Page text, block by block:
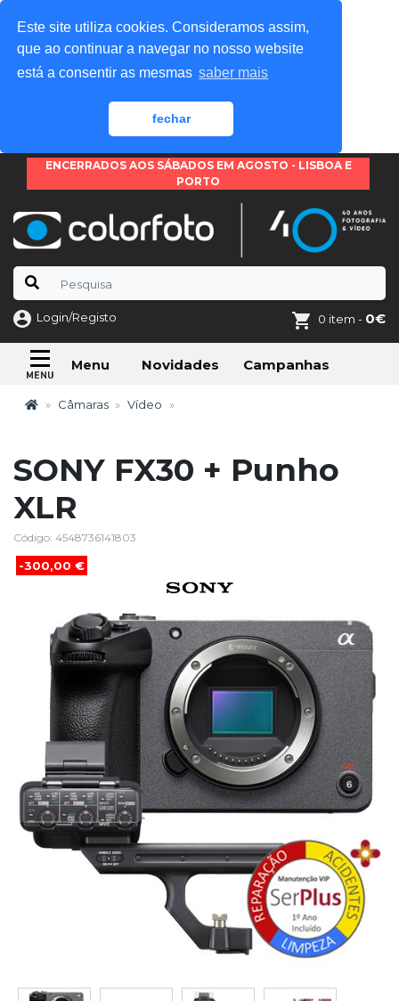
Este site utiliza cookies. Consideramos assim,
que ao continuar a navegar no nosso website
está a consentir as mesmas saber mais
fechar
ENCERRADOS AOS SÁBADOS EM AGOSTO - LISBOA E
PORTO
Login/Registo 0 item - 0€
Menu Novidades Campanhas
Câmaras Vídeo
SONY FX30 + Punho
XLR
Código: 4548736141803
-300,00 €